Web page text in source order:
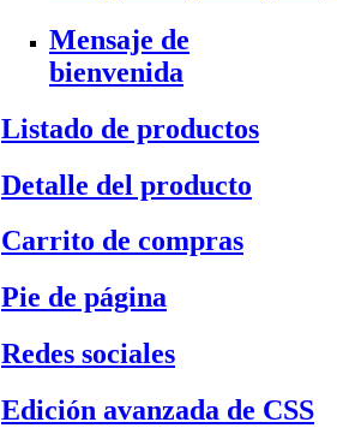
Mensaje de
bienvenida
Listado de productos
Detalle del producto
Carrito de compras
Pie de página
Redes sociales
Edición avanzada de CSS